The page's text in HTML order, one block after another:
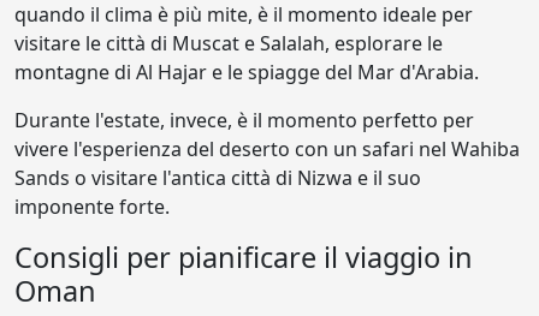
quando il clima è più mite, è il momento ideale per
visitare le città di Muscat e Salalah, esplorare le
montagne di Al Hajar e le spiagge del Mar d'Arabia.
Durante l'estate, invece, è il momento perfetto per
vivere l'esperienza del deserto con un safari nel Wahiba
Sands o visitare l'antica città di Nizwa e il suo
imponente forte.
Consigli per pianificare il viaggio in
Oman